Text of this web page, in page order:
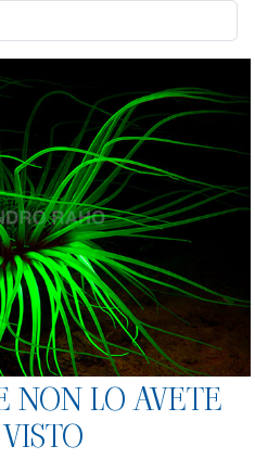
NON LO AVETE